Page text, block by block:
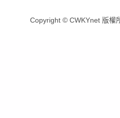
Copyright © CWKYnet 版權